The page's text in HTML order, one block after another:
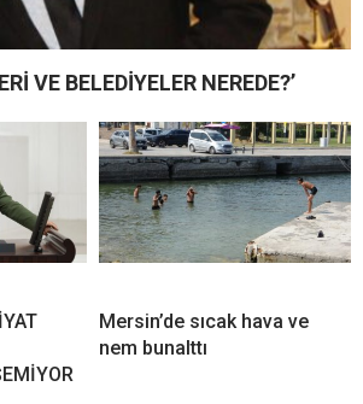
VE BELEDİYELER NEREDE?’
Mersin’de sıcak hava ve
nem bunalttı